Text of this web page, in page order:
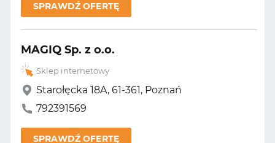
SPRAWDŹ OFERTĘ
MAGIQ Sp. z o.o.
Sklep internetowy
Starołęcka 18A, 61-361, Poznań
792391569
SPRAWDŹ OFERTĘ